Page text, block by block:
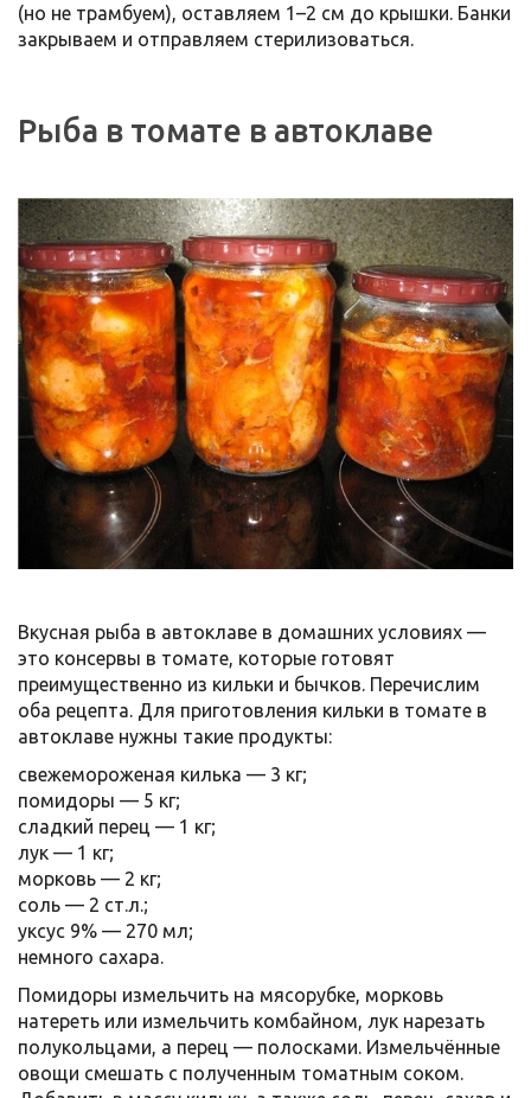
(но не трамбуем), оставляем 1–2 см до крышки. Банки
закрываем и отправляем стерилизоваться.
Рыба в томате в автоклаве
Вкусная рыба в автоклаве в домашних условиях —
это консервы в томате, которые готовят
преимущественно из кильки и бычков. Перечислим
оба рецепта. Для приготовления кильки в томате в
автоклаве нужны такие продукты:
свежемороженая килька — 3 кг;
помидоры — 5 кг;
сладкий перец — 1 кг;
лук — 1 кг;
морковь — 2 кг;
соль — 2 ст.л.;
уксус 9% — 270 мл;
немного сахара.
Помидоры измельчить на мясорубке, морковь
натереть или измельчить комбайном, лук нарезать
полукольцами, а перец — полосками. Измельчённые
овощи смешать с полученным томатным соком.